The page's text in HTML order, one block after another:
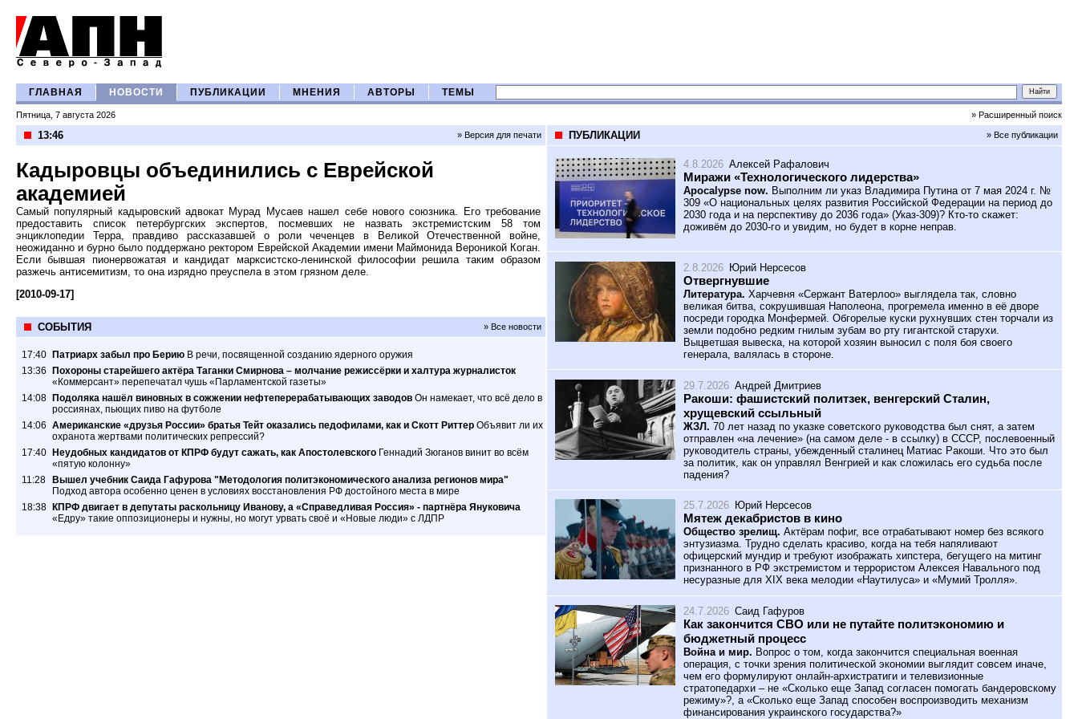
ГЛАВНАЯ НОВОСТИ ПУБЛИКАЦИИ МНЕНИЯ АВТОРЫ ТЕМЫ
Пятница, 7 августа 2026 » Расширенный поиск
13:46 » Версия для печати
Кадыровцы объединились с Еврейской
академией
Самый популярный кадыровский адвокат Мурад Мусаев нашел себе нового союзника. Его требование
предоставить список петербургских экспертов, посмевших не назвать экстремистским 58 том
энциклопедии Терра, правдиво рассказавшей о роли чеченцев в Великой Отечественной войне,
неожиданно и бурно было поддержано ректором Еврейской Академии имени Маймонида Вероникой Коган.
Если бывшая пионервожатая и кандидат марксистско-ленинской философии решила таким образом
разжечь антисемитизм, то она изрядно преуспела в этом грязном деле.
[2010-09-17]
СОБЫТИЯ » Все новости
17:40 Патриарх забыл про Берию В речи, посвященной созданию ядерного оружия
13:36 Похороны старейшего актёра Таганки Смирнова – молчание режиссёрки и халтура журналисток
«Коммерсант» перепечатал чушь «Парламентской газеты»
14:08 Подоляка нашёл виновных в сожжении нефтеперерабатывающих заводов Он намекает, что всё дело в
россиянах, пьющих пиво на футболе
14:06 Американские «друзья России» братья Тейт оказались педофилами, как и Скотт Риттер Объявит ли их
охранота жертвами политических репрессий?
17:40 Неудобных кандидатов от КПРФ будут сажать, как Апостолевского Геннадий Зюганов винит во всём
«пятую колонну»
11:28 Вышел учебник Саида Гафурова "Методология политэкономического анализа регионов мира"
Подход автора особенно ценен в условиях восстановления РФ достойного места в мире
18:38 КПРФ двигает в депутаты раскольницу Иванову, а «Справедливая Россия» - партнёра Януковича
«Едру» такие оппозиционеры и нужны, но могут урвать своё и «Новые люди» с ЛДПР
ПУБЛИКАЦИИ » Все публикации
4.8.2026 Алексей Рафалович
Миражи «Технологического лидерства»
Apocalypse now. Выполним ли указ Владимира Путина от 7 мая 2024 г. №
309 «О национальных целях развития Российской Федерации на период до
2030 года и на перспективу до 2036 года» (Указ-309)? Кто-то скажет:
доживём до 2030-го и увидим, но будет в корне неправ.
2.8.2026 Юрий Нерсесов
Отвергнувшие
Литература. Харчевня «Сержант Ватерлоо» выглядела так, словно
великая битва, сокрушившая Наполеона, прогремела именно в её дворе
посреди городка Монфермей. Обгорелые куски рухнувших стен торчали из
земли подобно редким гнилым зубам во рту гигантской старухи.
Выцветшая вывеска, на которой хозяин выносил с поля боя своего
генерала, валялась в стороне.
29.7.2026 Андрей Дмитриев
Ракоши: фашистский политзек, венгерский Сталин,
хрущевский ссыльный
ЖЗЛ. 70 лет назад по указке советского руководства был снят, а затем
отправлен «на лечение» (на самом деле - в ссылку) в СССР, послевоенный
руководитель страны, убежденный сталинец Матиас Ракоши. Что это был
за политик, как он управлял Венгрией и как сложилась его судьба после
падения?
25.7.2026 Юрий Нерсесов
Мятеж декабристов в кино
Общество зрелищ. Актёрам пофиг, все отрабатывают номер без всякого
энтузиазма. Трудно сделать красиво, когда на тебя напяливают
офицерский мундир и требуют изображать хипстера, бегущего на митинг
признанного в РФ экстремистом и террористом Алексея Навального под
несуразные для XIX века мелодии «Наутилуса» и «Мумий Тролля».
24.7.2026 Саид Гафуров
Как закончится СВО или не путайте политэкономию и
бюджетный процесс
Война и мир. Вопрос о том, когда закончится специальная военная
операция, с точки зрения политической экономии выглядит совсем иначе,
чем его формулируют онлайн-архистратиги и телевизионные
стратопедархи – не «Сколько еще Запад согласен помогать бандеровскому
режиму»?, а «Сколько еще Запад способен воспроизводить механизм
финансирования украинского государства?»